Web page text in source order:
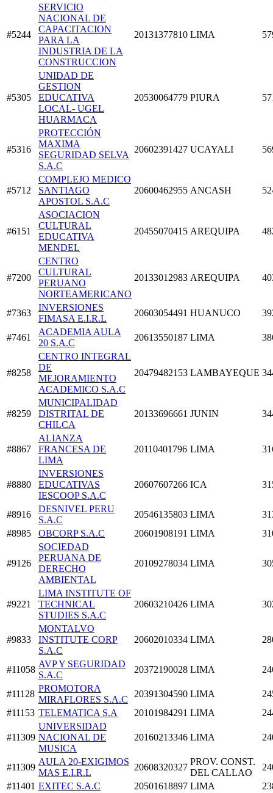
#5244
SERVICIO
NACIONAL DE
CAPACITACION
PARA LA
INDUSTRIA DE LA
CONSTRUCCION
20131377810 LIMA
#5305
UNIDAD DE
GESTION
EDUCATIVA
LOCAL- UGEL
HUARMACA
20530064779 PIURA
#5316
PROTECCIÓN
MAXIMA
SEGURIDAD SELVA
S.A.C
20602391427 UCAYALI
#5712
COMPLEJO MEDICO
SANTIAGO
APOSTOL S.A.C
20600462955 ANCASH
#6151
ASOCIACION
CULTURAL
EDUCATIVA
MENDEL
20455070415 AREQUIPA
#7200
CENTRO
CULTURAL
PERUANO
NORTEAMERICANO
20133012983 AREQUIPA
#7363
INVERSIONES
FIMASA E.I.R.L
20603054491 HUANUCO
#7461
ACADEMIA AULA
20 S.A.C
20613550187 LIMA
#8258
CENTRO INTEGRAL
DE
MEJORAMIENTO
ACADEMICO S.A.C
20479482153 LAMBAYEQUE
#8259
MUNICIPALIDAD
DISTRITAL DE
CHILCA
20133696661 JUNIN
#8867
ALIANZA
FRANCESA DE
LIMA
20110401796 LIMA
#8880
INVERSIONES
EDUCATIVAS
IESCOOP S.A.C
20607607266 ICA
#8916
DESNIVEL PERU
S.A.C
20546135803 LIMA
#8985
OBCORP S.A.C 20601908191 LIMA
#9126
SOCIEDAD
PERUANA DE
DERECHO
AMBIENTAL
20109278034 LIMA
#9221
LIMA INSTITUTE OF
TECHNICAL
STUDIES S.A.C
20603210426 LIMA
#9833
MONTALVO
INSTITUTE CORP
S.A.C
20602010334 LIMA
#11058
AVP Y SEGURIDAD
S.A.C
20372190028 LIMA
#11128
PROMOTORA
MIRAFLORES S.A.C
20391304590 LIMA
#11153 TELEMATICA S.A 20101984291 LIMA
#11309
UNIVERSIDAD
NACIONAL DE
MUSICA
20160213346 LIMA
#11309
AULA 20-EXIGIMOS
MAS E.I.R.L
20608320327
PROV. CONST.
DEL CALLAO
#11401 EXITEC S.A.C 20501618897 LIMA